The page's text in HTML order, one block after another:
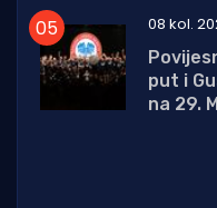
08 kol.
put i
na 29.